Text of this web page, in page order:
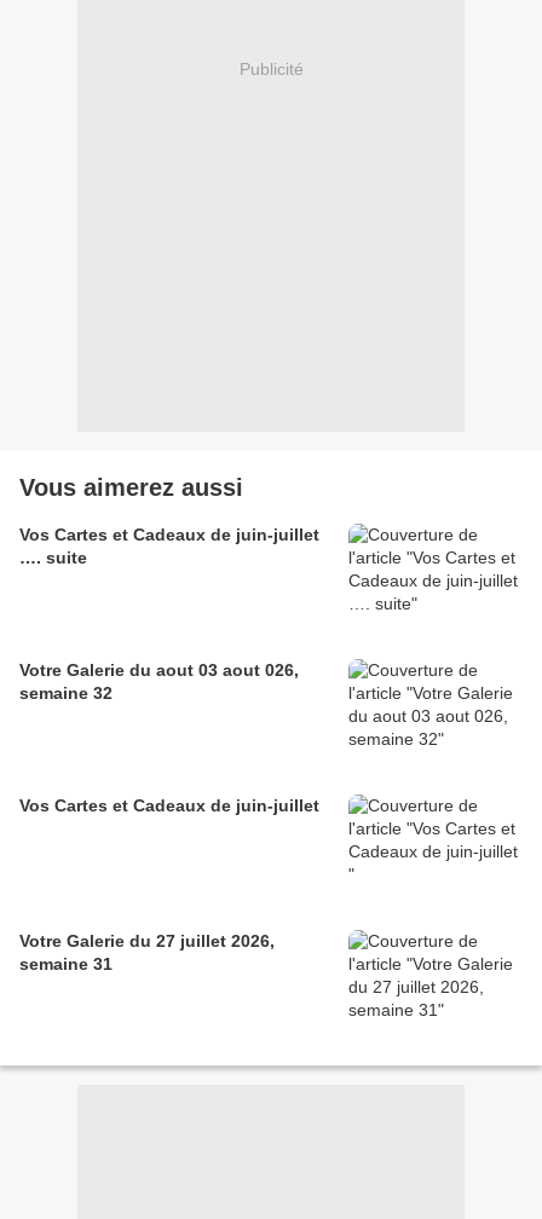
Publicité
Vous aimerez aussi
Vos Cartes et Cadeaux de juin-juillet
…. suite
Votre Galerie du aout 03 aout 026,
semaine 32
Vos Cartes et Cadeaux de juin-juillet
Votre Galerie du 27 juillet 2026,
semaine 31